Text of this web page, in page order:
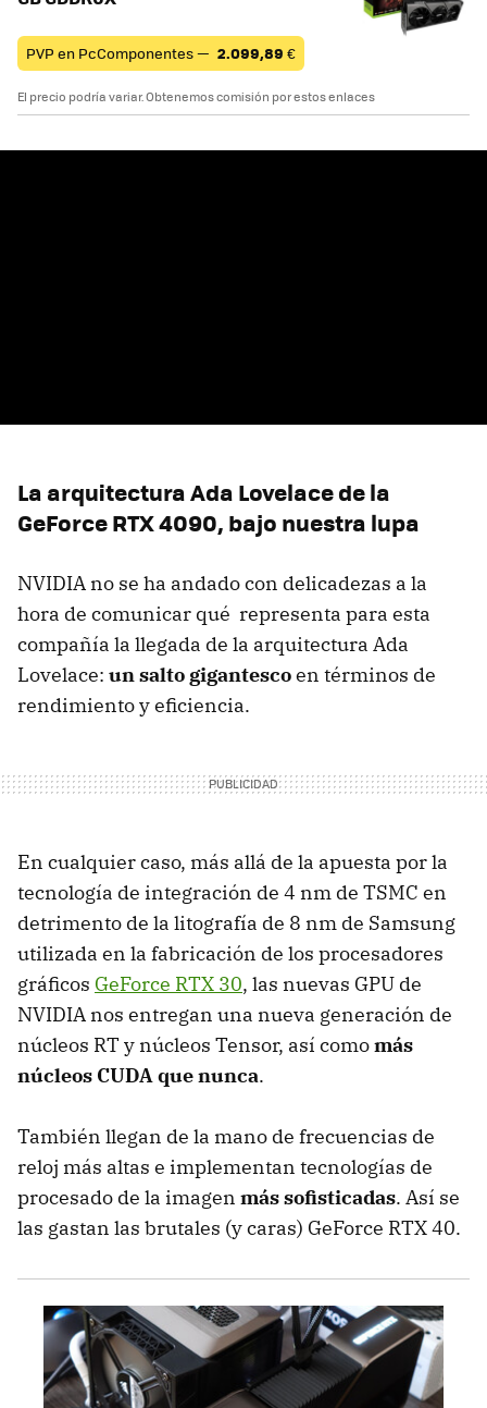
PVP en PcComponentes — 2.099,89 €
El precio podría variar. Obtenemos comisión por estos enlaces
La arquitectura Ada Lovelace de la
GeForce RTX 4090, bajo nuestra lupa
NVIDIA no se ha andado con delicadezas a la
hora de comunicar qué representa para esta
compañía la llegada de la arquitectura Ada
Lovelace: un salto gigantescoen términos de
rendimiento y eficiencia.
En cualquier caso, más allá de la apuesta por la
tecnología de integración de 4 nm de TSMC en
detrimento de la litografía de 8 nm de Samsung
utilizada en la fabricación de los procesadores
gráficos GeForce RTX 30, las nuevas GPU de
NVIDIA nos entregan una nueva generación de
núcleos RT y núcleos Tensor, así comomás
núcleos CUDA que nunca.
También llegan de la mano de frecuencias de
reloj más altas e implementan tecnologías de
procesado de la imagen más sofisticadas. Así se
las gastan las brutales (y caras) GeForce RTX 40.